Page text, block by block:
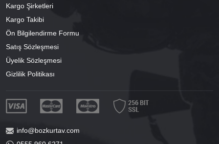
Kargo Şirketleri
Kargo Takibi
Ön Bilgilendirme Formu
Satış Sözleşmesi
Üyelik Sözleşmesi
Gizlilik Politikası
info@bozkurtav.com